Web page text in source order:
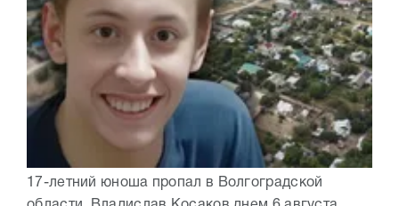
17-летний юноша пропал в Волгоградской